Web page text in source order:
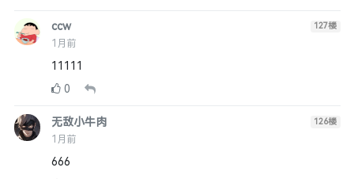
ccw
1月前
127楼
11111
0
无敌小牛肉
1月前
126楼
666